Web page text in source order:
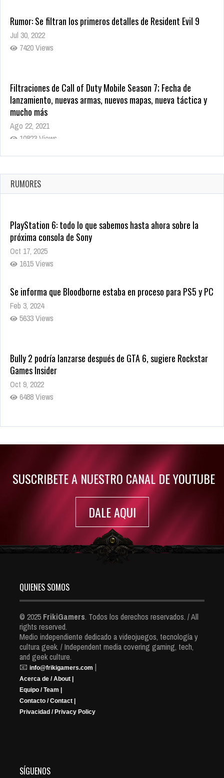
Rumor: Se filtran los primeros detalles de Resident Evil 9
Jul 30, 2022
7420 Views
Filtraciones de Call of Duty Mobile Season 7; Fecha de
lanzamiento, nuevas armas, nuevos mapas, nueva táctica y
mucho más
Ago 22, 2021
10823 Views
La configuración de Call of Duty 2021 aparentemente ya fue
Ago 8, 2021
10008 Views
RUMORES
PlayStation 6: todo lo que sabemos hasta ahora sobre la
próxima consola de Sony
Oct 17, 2025
1615 Views
Se informa que Bloodborne estaba en proceso para PS5 y PC
Feb 3, 2024
5633 Views
Bully 2 podría lanzarse después de GTA 6, sugiere Rockstar
Games Insider
Oct 9, 2022
6488 Views
Rumor: Se filtran los primeros detalles de Resident Evil 9
SUSCRIBETE A NUESTRO CANAL DE YOUTUBE
DALE AQUI
QUIENES SOMOS
© 2025 FrikiGamers. Todos los derechos reservados. / All
rights reserved.
Medio independiente dedicado a videojuegos, tecnología y
cultura geek. / Independent media covering gaming, tech,
and geek culture.
📧 info@frikigamers.com |
Acerca de / About |
Equipo / Team |
Contacto / Contact |
Privacidad / Privacy Policy
SÍGUENOS